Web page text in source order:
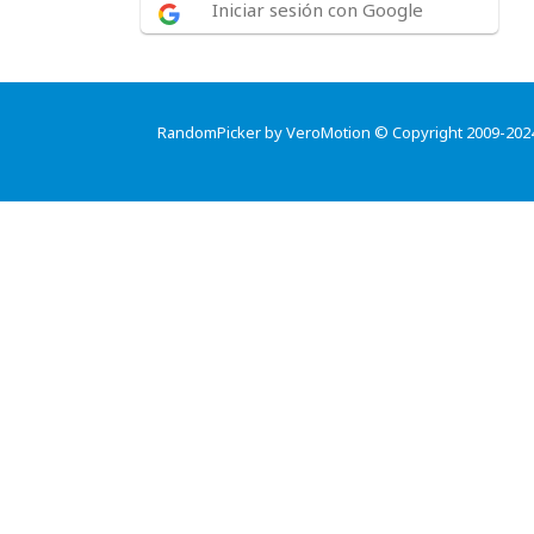
Iniciar sesión con Google
RandomPicker by VeroMotion © Copyright 2009-